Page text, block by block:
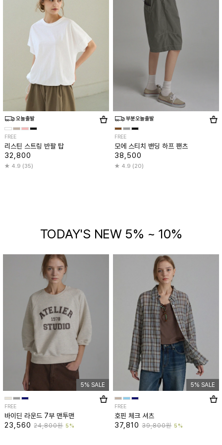
FREE
리스틴 스트링 반팔 탑
32,800
4.9 (35)
FREE
모에 스티치 밴딩 하프 팬츠
38,500
4.9 (20)
TODAY'S NEW 5% ~ 10%
5% SALE
FREE
바이딘 라운드 7부 맨투맨
23,56024,800원 5%
5% SALE
FREE
호핀 체크 셔츠
37,81039,800원 5%